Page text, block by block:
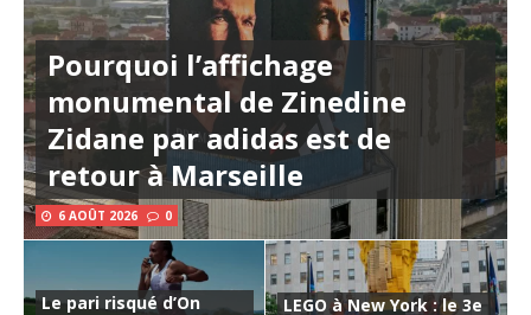
Pourquoi l’affichage
monumental de Zinedine
Zidane par adidas est de
retour à Marseille
6 AOÛT 2026 0
Le pari risqué d’On
LEGO à New York : le 3e